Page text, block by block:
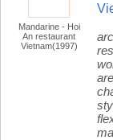
Mandarine - Hoi
An restaurant
Vietnam(1997)